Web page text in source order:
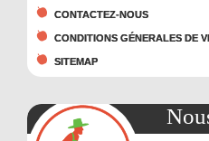
CONTACTEZ-NOUS
CONDITIONS GÉNERALES DE
SITEMAP